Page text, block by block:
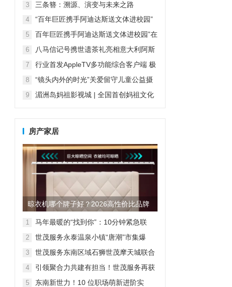
3 三条簪：溯源、演变与未来之路
4
“百年巨匠携手阿迪达斯送文体进校园”
5
百年巨匠携手阿迪达斯送文体进校园”在
6
八马信记号携世遗茶礼亮相意大利阿斯
7
行业首发AppleTV多功能综合客户端 极
8
“镜头内外的时光”关爱留守儿童公益摄
9
湄洲岛妈祖影视城 | 全国首创妈祖文化
房产家居
晾衣机哪个牌子好？2026高性价比品牌
测评与选购指南
1
马年最暖的“找到你”：10分钟紧急联
2
世茂服务永泰温泉小镇“唐潮”市集爆
3
世茂服务东南区域石狮世茂摩天城联合
4
引领聚合力共建有担当！世茂服务再获
5
东南新世力！10 位职场萌新进阶实